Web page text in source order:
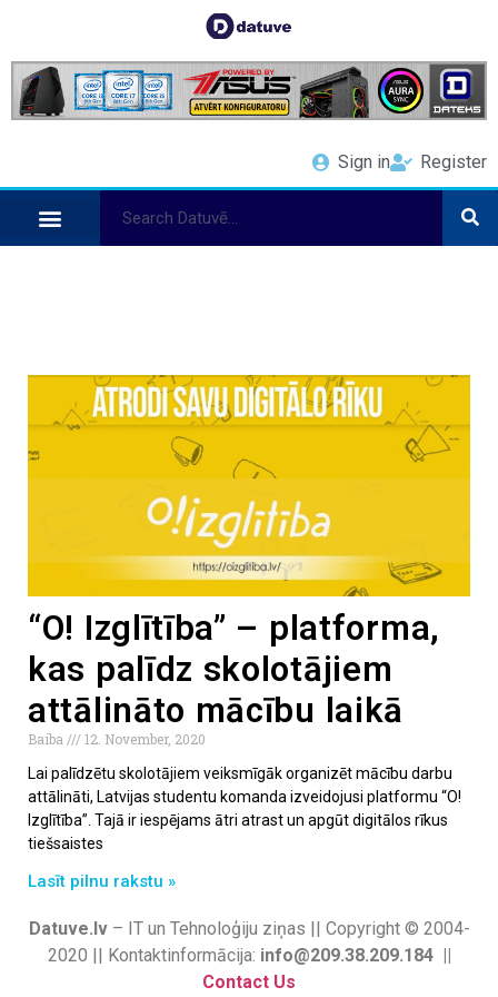
Sign in Register
“O! Izglītība” – platforma,
kas palīdz skolotājiem
attālināto mācību laikā
Baiba
12. November, 2020
Lai palīdzētu skolotājiem veiksmīgāk organizēt mācību darbu
attālināti, Latvijas studentu komanda izveidojusi platformu “O!
Izglītība”. Tajā ir iespējams ātri atrast un apgūt digitālos rīkus
tiešsaistes
Lasīt pilnu rakstu »
Datuve.lv– IT un Tehnoloģiju ziņas || Copyright © 2004-
2020 || Kontaktinformācija: info@209.38.209.184 ||
Contact Us